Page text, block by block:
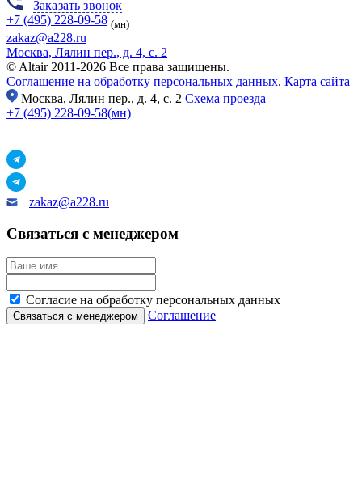
Заказать звонок
+7 (495) 228-09-58 (мн)
zakaz@a228.ru
Москва, Лялин пер., д. 4, с. 2
© Altair 2011-2026 Все права защищены.
Соглашение на обработку персональных данных. Карта сайта
Москва, Лялин пер., д. 4, с. 2 Схема проезда
+7 (495) 228-09-58(мн)
zakaz@a228.ru
Связаться с менеджером
Согласие на обработку персональных данных
Соглашение